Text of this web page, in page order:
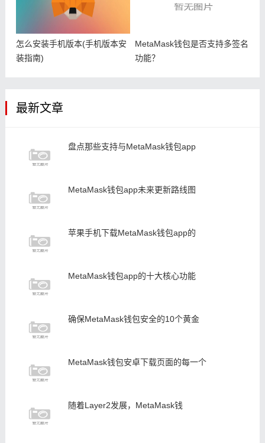
怎么安装手机版本(手机版本安
装指南)
MetaMask钱包是否支持多签名
功能？
最新文章
盘点那些支持与MetaMask钱包app
MetaMask钱包app未来更新路线图
苹果手机下载MetaMask钱包app的
MetaMask钱包app的十大核心功能
确保MetaMask钱包安全的10个黄金
MetaMask钱包安卓下载页面的每一个
随着Layer2发展，MetaMask钱